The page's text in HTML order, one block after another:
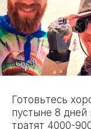
Готовьтесь
пустыне 8
тратят 4000-